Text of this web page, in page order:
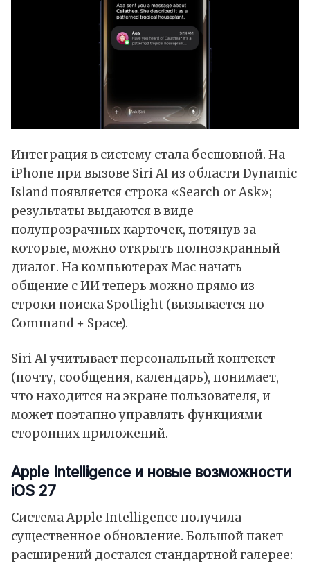
Интеграция в систему стала бесшовной. На
iPhone при вызове Siri AI из области Dynamic
Island появляется строка «Search or Ask»;
результаты выдаются в виде
полупрозрачных карточек, потянув за
которые, можно открыть полноэкранный
диалог. На компьютерах Mac начать
общение с ИИ теперь можно прямо из
строки поиска Spotlight (вызывается по
Command + Space).
Siri AI учитывает персональный контекст
(почту, сообщения, календарь), понимает,
что находится на экране пользователя, и
может поэтапно управлять функциями
сторонних приложений.
Apple Intelligence и новые возможности
iOS 27
Система Apple Intelligence получила
существенное обновление. Большой пакет
расширений достался стандартной галерее: